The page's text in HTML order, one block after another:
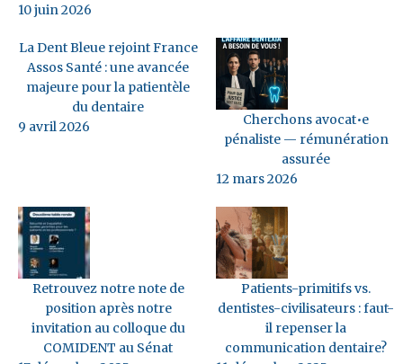
10 juin 2026
La Dent Bleue rejoint France
Assos Santé : une avancée
majeure pour la patientèle
du dentaire
9 avril 2026
Cherchons avocat•e
pénaliste — rémunération
assurée
12 mars 2026
Retrouvez notre note de
position après notre
invitation au colloque du
COMIDENT au Sénat
Patients-primitifs vs.
dentistes-civilisateurs : faut-
il repenser la
communication dentaire?